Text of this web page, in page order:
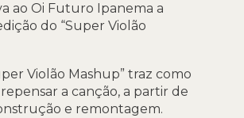
ao Oi Futuro Ipanema a
do “Super Violão
Violão Mashup” traz como
a canção, a partir de
e remontagem.